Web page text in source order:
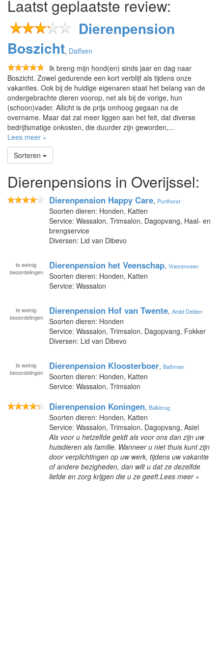
Laatst geplaatste review:
Dierenpension
Boszicht, Dalfsen
Ik breng mijn hond(en) sinds jaar en dag naar
Boszicht. Zowel gedurende een kort verblijf als tijdens onze
vakanties. Ook bij de huidige eigenaren staat het belang van de
ondergebrachte dieren voorop, net als bij de vorige, hun
(schoon)vader. Allicht is de prijs omhoog gegaan na de
overname. Maar dat zal meer liggen aan het feit, dat diverse
bedrijfsmatige onkosten, die duurder zijn geworden,...
Lees meer »
Sorteren
Dierenpensions in Overijssel:
Dierenpension Happy Care, Punthorst
Soorten dieren: Honden, Katten
Service: Wassalon, Trimsalon, Dagopvang, Haal- en
brengservice
Diversen: Lid van Dibevo
te weinig
beoordelingen
Dierenpension het Veenschap, Vriezenveen
Soorten dieren: Honden, Katten
Service: Wassalon
te weinig
beoordelingen
Dierenpension Hof van Twente, Ambt Delden
Soorten dieren: Honden
Service: Wassalon, Trimsalon, Dagopvang, Fokker
Diversen: Lid van Dibevo
te weinig
beoordelingen
Dierenpension Kloosterboer, Bathmen
Soorten dieren: Honden, Katten
Service: Wassalon, Trimsalon
Dierenpension Koningen, Balkbrug
Soorten dieren: Honden, Katten
Service: Wassalon, Trimsalon, Dagopvang, Asiel
Als voor u hetzelfde geldt als voor ons dan zijn uw
huisdieren als familie. Wanneer u niet thuis kunt zijn
door verplichtingen op uw werk, tijdens uw vakantie
of andere bezigheden, dan wilt u dat ze dezelfde
liefde en zorg krijgen die u ze geeft.Lees meer »